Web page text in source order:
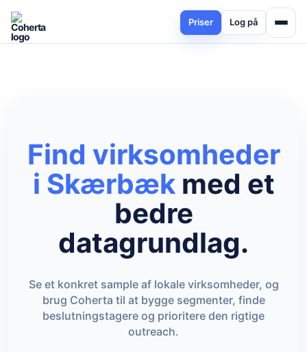
Priser Log på
Find virksomheder
i Skærbækmed et
bedre
datagrundlag.
Se et konkret sample af lokale virksomheder, og
brug Coherta til at bygge segmenter, finde
beslutningstagere og prioritere den rigtige
outreach.